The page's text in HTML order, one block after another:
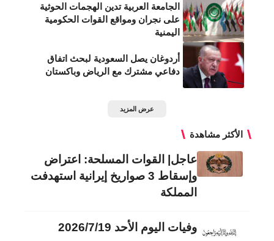
الجامعة العربية تدين الهجمات الحوثية
على نجران ومواقع القوات الحكومية
اليمنية
أردوغان يصل السعودية لبحث اتفاق
دفاعي مشترك مع الرياض وباكستان
عرض المزيد
الأكثر مشاهدة
عاجل| القوات المسلحة: اعتراض
وإسقاط 3 صواريخ إيرانية استهدفت
المملكة
وفيات اليوم الأحد 2026/7/19